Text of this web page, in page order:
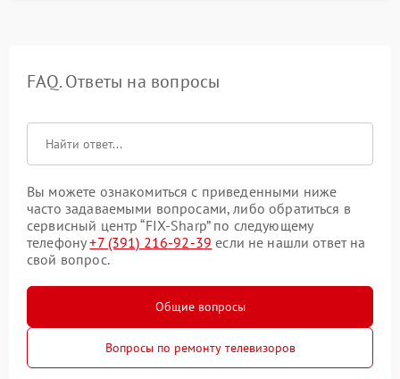
FAQ. Ответы на вопросы
Вы можете ознакомиться с приведенными ниже
часто задаваемыми вопросами, либо обратиться в
сервисный центр “FIX-Sharp” по следующему
телефону+7 (391) 216-92-39 если не нашли ответ на
свой вопрос.
Общие вопросы
Вопросы по ремонту телевизоров